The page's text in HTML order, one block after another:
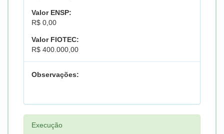
Valor ENSP:
R$ 0,00
Valor FIOTEC:
R$ 400.000,00
Observações:
Execução